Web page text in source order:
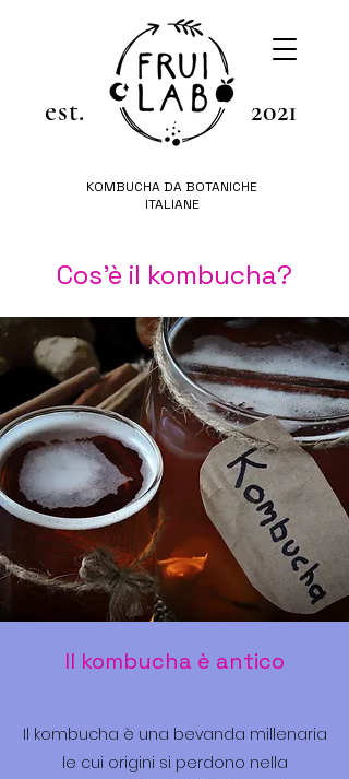
est.
KOMBUCHA DA BOTANICHE
ITALIANE
2021
Cos'è il kombucha?
Il kombucha è antico
Il kombucha è una bevanda millenaria
le cui origini si perdono nella